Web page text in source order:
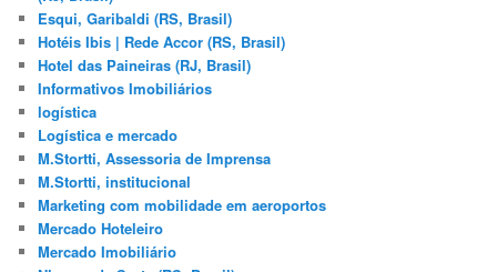
Esqui, Garibaldi (RS, Brasil)
Hotéis Ibis | Rede Accor (RS, Brasil)
Hotel das Paineiras (RJ, Brasil)
Informativos Imobiliários
logística
Logística e mercado
M.Stortti, Assessoria de Imprensa
M.Stortti, institucional
Marketing com mobilidade em aeroportos
Mercado Hoteleiro
Mercado Imobiliário